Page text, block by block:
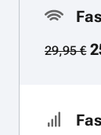
29,95 €